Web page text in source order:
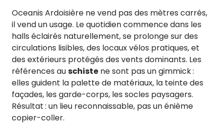
Oceanis Ardoisière ne vend pas des mètres carrés,
il vend un usage. Le quotidien commence dans les
halls éclairés naturellement, se prolonge sur des
circulations lisibles, des locaux vélos pratiques, et
des extérieurs protégés des vents dominants. Les
références auschiste ne sont pas un gimmick :
elles guident la palette de matériaux, la teinte des
façades, les garde-corps, les socles paysagers.
Résultat : un lieu reconnaissable, pas un énième
copier-coller.